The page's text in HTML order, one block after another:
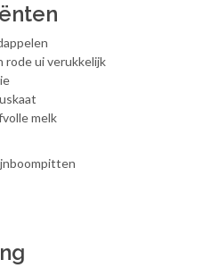
rode ui verukkelijk
melk